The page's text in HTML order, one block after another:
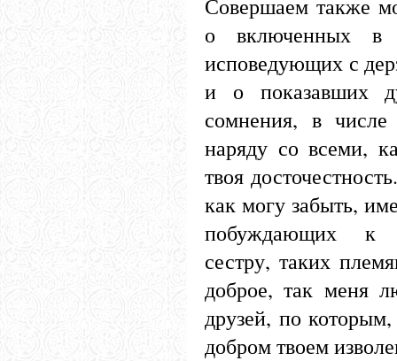
Совершаем также
о включенных в
исповедующих с
и о показавших
сомнения, в
наряду со всеми,
твоя
как могу забыть,
побуждающих к
сестру, таких
доброе, так меня
друзей, по
добром твоем